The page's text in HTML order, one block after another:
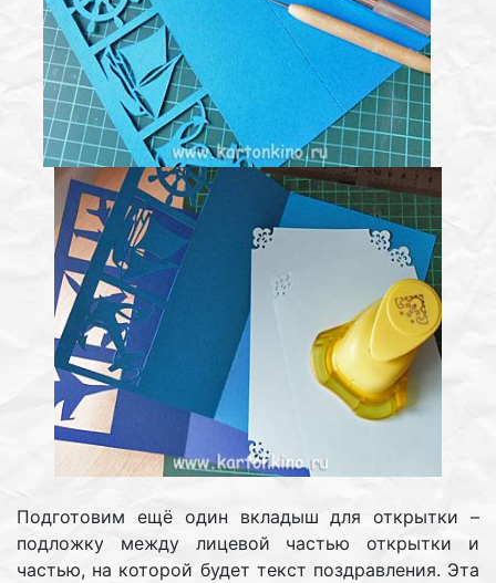
Подготовим ещё один вкладыш для открытки –
подложку между лицевой частью открытки и
частью, на которой будет текст поздравления. Эта